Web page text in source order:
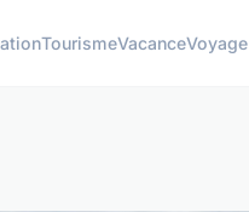
TourismeVacanceVoyage